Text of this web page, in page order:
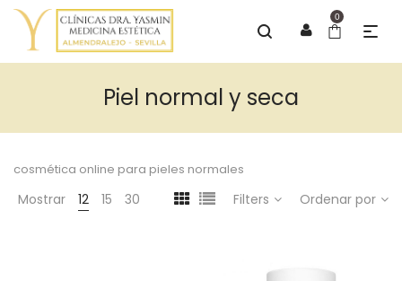
0
Piel normal y seca
cosmética online para pieles normales
Mostrar 12 15 30 Filters Ordenar por